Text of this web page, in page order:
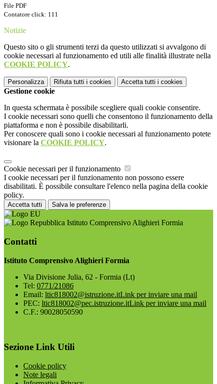
File PDF
Contatore click: 111
Notizie
Questo sito o gli strumenti terzi da questo utilizzati si avvalgono di
cookie necessari al funzionamento ed utili alle finalità illustrate nella
COOKIE POLICY.
Personalizza Rifiuta tutti i cookies Accetta tutti i cookies
Gestione cookie
In questa schermata è possibile scegliere quali cookie consentire.
I cookie necessari sono quelli che consentono il funzionamento della
piattaforma e non è possibile disabilitarli.
Per conoscere quali sono i cookie necessari al funzionamento potete
visionare la COOKIE POLICY.
Cookie necessari per il funzionamento
I cookie necessari per il funzionamento non possono essere
disabilitati. È possibile consultare l'elenco nella pagina della cookie
policy.
Accetta tutti Salva le preferenze
Istituto Comprensivo Alighieri Formia
Contatti
Istituto Comprensivo Alighieri Formia
Via Divisione Julia, 62 - Formia (Lt)
Tel: 0771/21086
Email: ltic818002@istruzione.itLink per inviare una mail
PEC: ltic818002@pec.istruzione.itLink per inviare una mail
C.F.: 90028050590
Sezione Link Utili
Cookie policy
Note legali